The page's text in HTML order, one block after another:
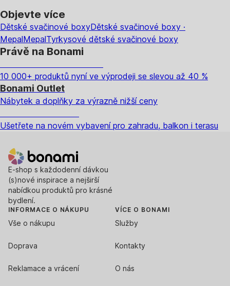
Objevte více
Dětské svačinové boxyDětské svačinové boxy ·
MepalMepalTyrkysové dětské svačinové boxy
Právě na Bonami
10 000+ produktů nyní ve výprodeji se slevou až 40 %
Bonami Outlet
Nábytek a doplňky za výrazně nižší ceny
Ušetřete na novém vybavení pro zahradu, balkon i terasu
E-shop s každodenní dávkou
(s)nové inspirace a nejširší
nabídkou produktů pro krásné
bydlení.
INFORMACE O NÁKUPU
Vše o nákupu
Doprava
Reklamace a vrácení
VÍCE O BONAMI
Služby
Kontakty
O nás